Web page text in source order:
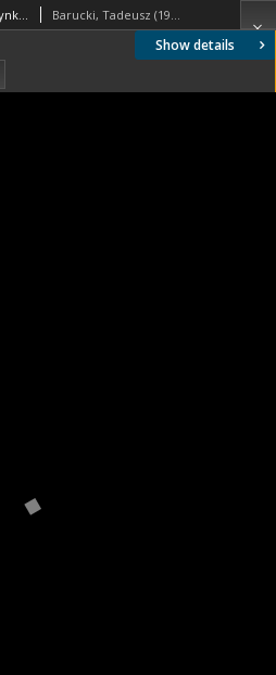
Show details
Hala sportowa, widok naroża budynku, Narvik, Norwegia Barucki, Tadeusz (1922- ). Fotograf